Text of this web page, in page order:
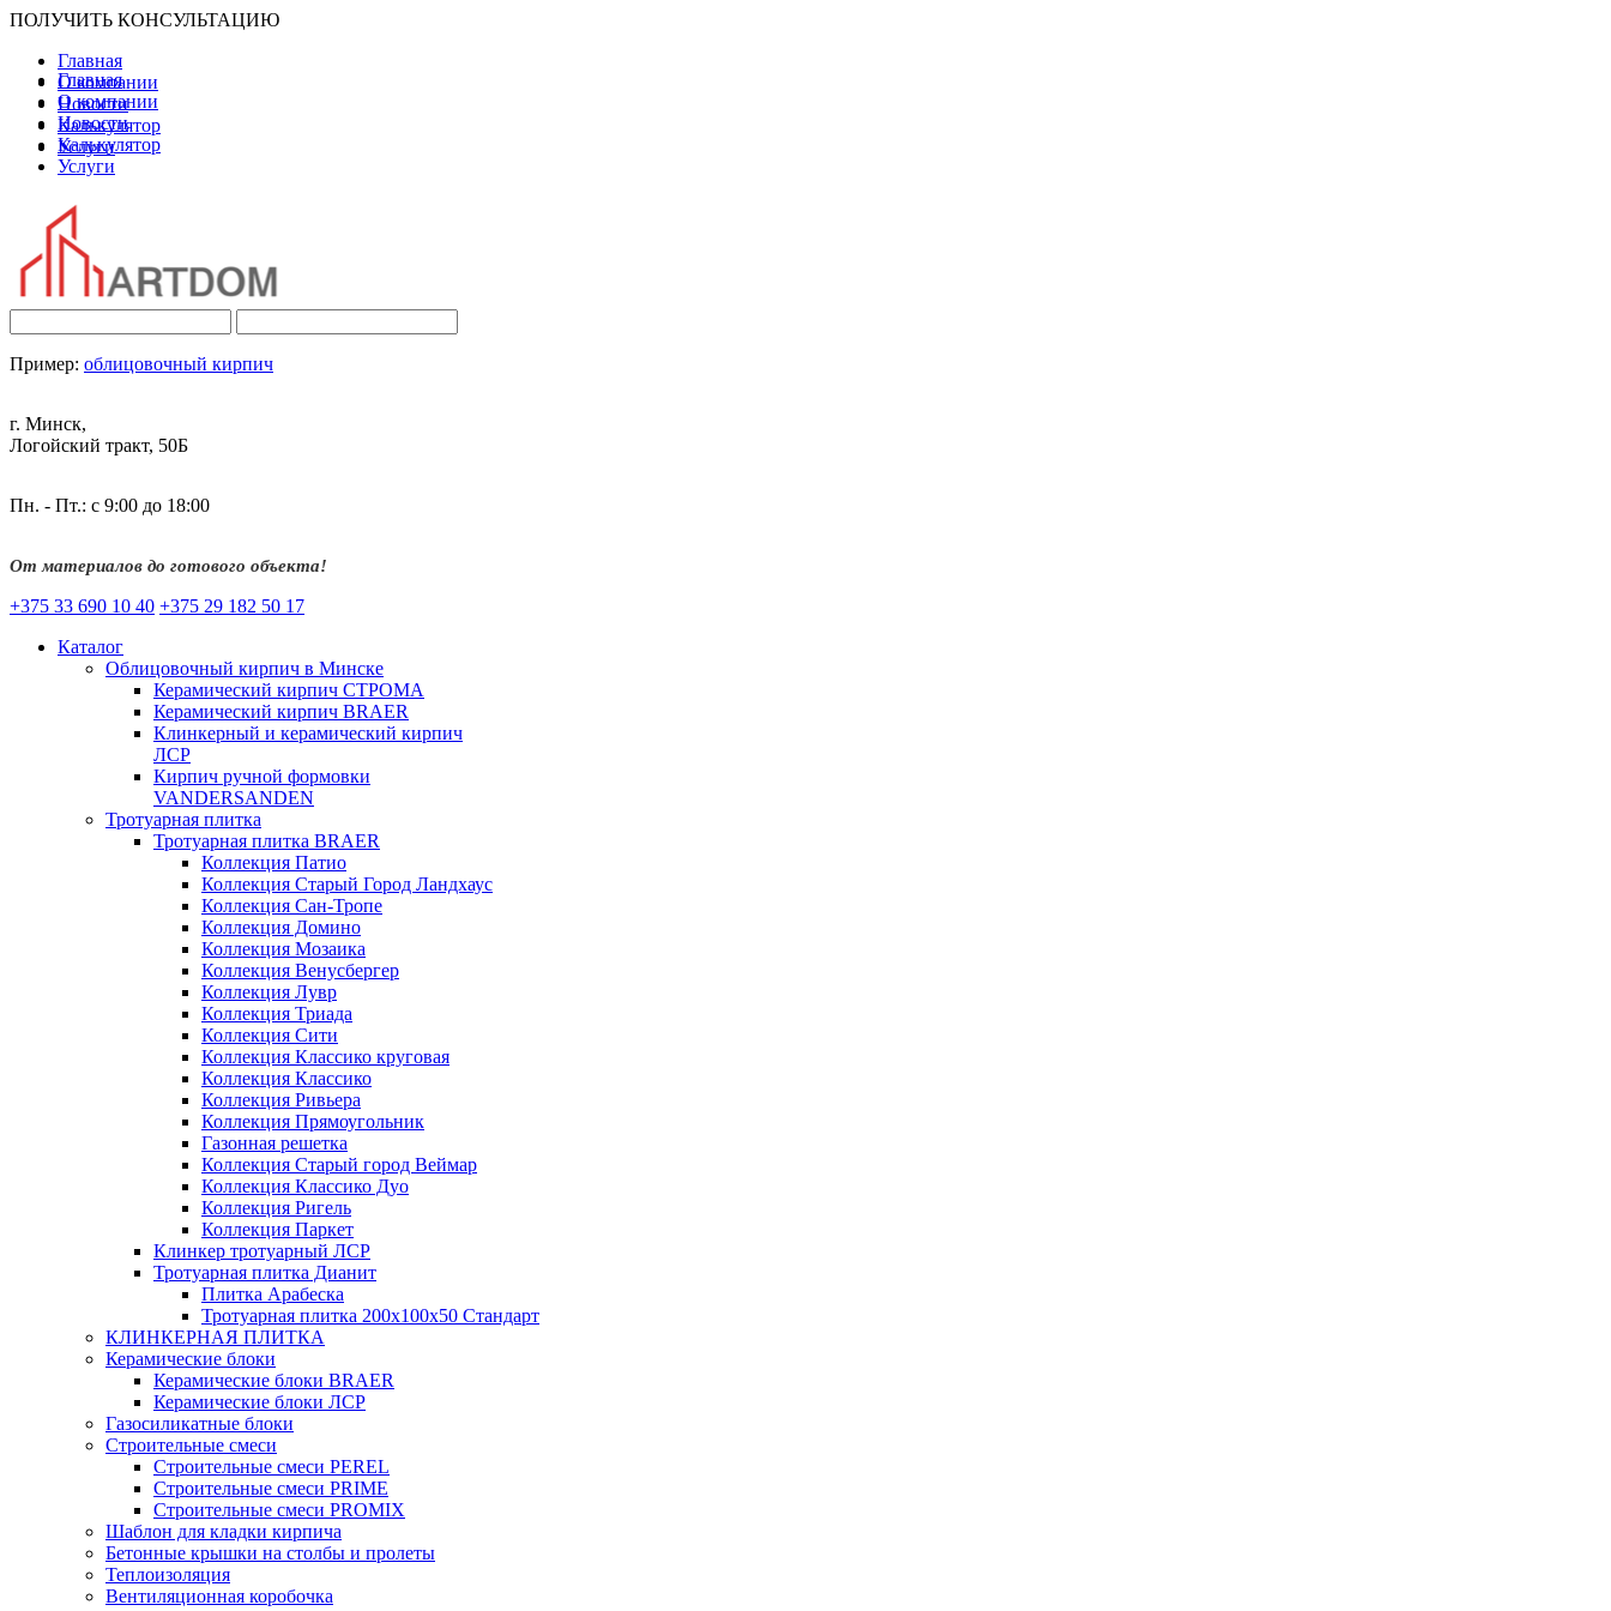
ПОЛУЧИТЬ КОНСУЛЬТАЦИЮ
Главная
О компании
Новости
Калькулятор
Услуги
Главная
О компании
Новости
Калькулятор
Услуги
Пример: облицовочный кирпич
г. Минск,
Логойский тракт, 50Б
Пн. - Пт.: с 9:00 до 18:00
От материалов до готового объекта!
+375 33 690 10 40 +375 29 182 50 17
Каталог
Облицовочный кирпич в Минске
Керамический кирпич СТРОМА
Керамический кирпич BRAER
Клинкерный и керамический кирпич
ЛСР
Кирпич ручной формовки
VANDERSANDEN
Тротуарная плитка
Тротуарная плитка BRAER
Коллекция Патио
Коллекция Старый Город Ландхаус
Коллекция Сан-Тропе
Коллекция Домино
Коллекция Мозаика
Коллекция Венусбергер
Коллекция Лувр
Коллекция Триада
Коллекция Сити
Коллекция Классико круговая
Коллекция Классико
Коллекция Ривьера
Коллекция Прямоугольник
Газонная решетка
Коллекция Старый город Веймар
Коллекция Классико Дуо
Коллекция Ригель
Коллекция Паркет
Клинкер тротуарный ЛСР
Тротуарная плитка Дианит
Плитка Арабеска
Тротуарная плитка 200х100х50 Стандарт
КЛИНКЕРНАЯ ПЛИТКА
Керамические блоки
Керамические блоки BRAER
Керамические блоки ЛСР
Газосиликатные блоки
Строительные смеси
Строительные смеси PEREL
Строительные смеси PRIME
Строительные смеси PROMIX
Шаблон для кладки кирпича
Бетонные крышки на столбы и пролеты
Теплоизоляция
Вентиляционная коробочка